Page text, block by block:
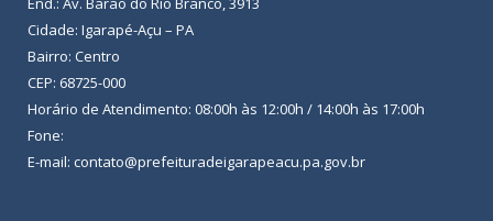
Cidade: Igarapé-Açu – PA
Bairro: Centro
CEP: 68725-000
Horário de Atendimento: 08:00h às 12:00h / 14:00h às 17:00h
Fone:
E-mail: contato@prefeituradeigarapeacu.pa.gov.br